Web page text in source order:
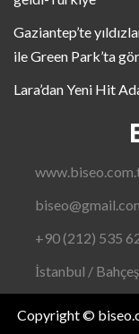
Gaziantep’te
ile Green Park’ta
Lara’dan Yeni Hit
+90 (212) 535
İstanbul /
Copyright ©